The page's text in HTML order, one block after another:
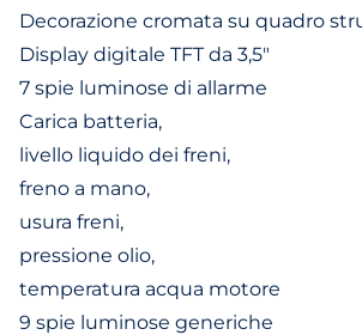
Decorazione cromata su quadro
Display digitale TFT da 3,5"
7 spie luminose di allarme
Carica batteria,
livello liquido dei freni,
freno a mano,
usura freni,
pressione olio,
temperatura acqua motore
9 spie luminose generiche